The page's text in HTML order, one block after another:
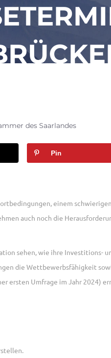
des Saarlandes
Pin
einem schwierigen
auch noch die
sehen, wie ihre Investitions-
die Wettbewerbsfähigkeit
ersten Umfrage im Jahr 2024)